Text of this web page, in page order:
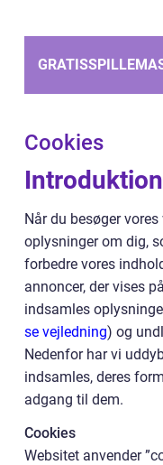
Cookies
Introduktion
Når du besøger
oplysninger om dig,
forbedre vores
annoncer, der vises
indsamles
se vejledning) og
Nedenfor har vi
indsamles, deres
adgang til dem.
Cookies
Websitet anvender